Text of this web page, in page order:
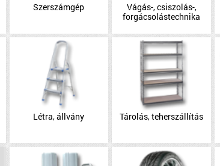
Szerszámgép
Vágás-, csiszolás-,
forgácsolástechnika
Létra, állvány Tárolás, teherszállítás